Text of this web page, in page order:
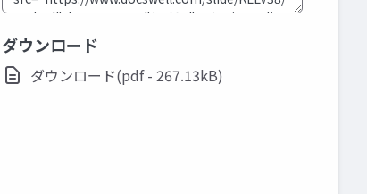
ダウンロード
ダウンロード(pdf - 267.13kB)